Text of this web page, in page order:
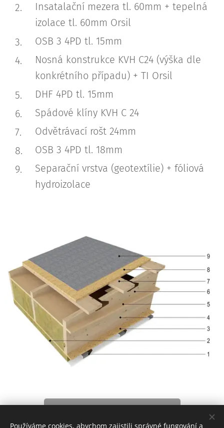
Insatalační mezera tl. 60mm + tepelná
izolace tl. 60mm Orsil
OSB 3 4PD tl. 15mm
Nosná konstrukce KVH C24 (výška dle
konkrétního případu) + TI Orsil
DHF 4PD tl. 15mm
Spádové klíny KVH C 24
Odvětrávací rošt 24mm
OSB 3 4PD tl. 18mm
Separační vrstva (geotextílie) + fóliová
hydroizolace
Používáme cookies, abychom zajistili správné fungování a